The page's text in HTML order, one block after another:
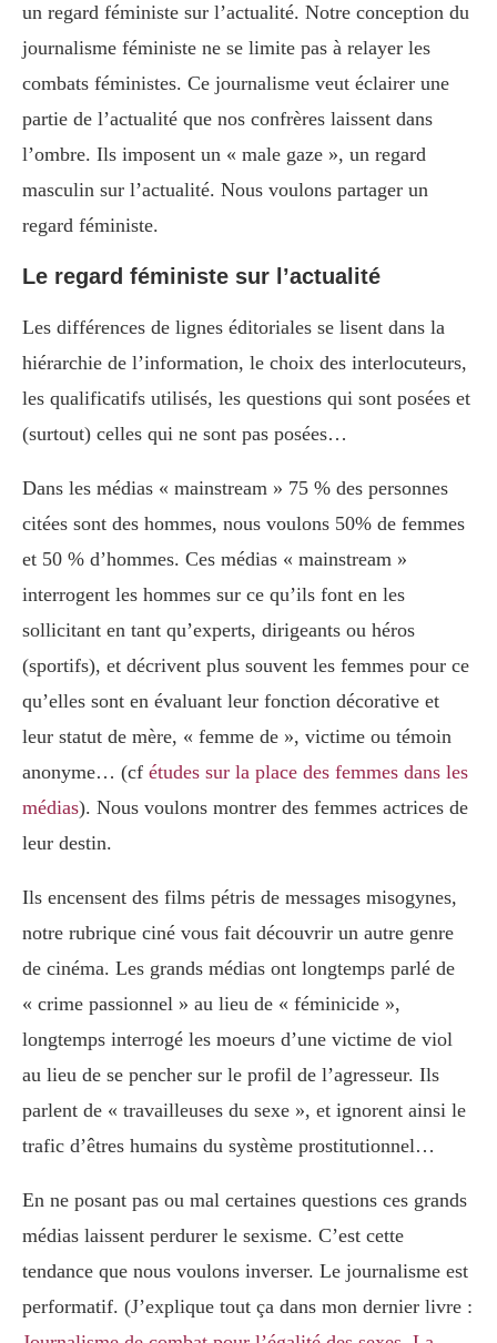
un regard féministe sur l’actualité. Notre conception du
journalisme féministe ne se limite pas à relayer les
combats féministes. Ce journalisme veut éclairer une
partie de l’actualité que nos confrères laissent dans
l’ombre. Ils imposent un « male gaze », un regard
masculin sur l’actualité. Nous voulons partager un
regard féministe.
Le regard féministe sur l’actualité
Les différences de lignes éditoriales se lisent dans la
hiérarchie de l’information, le choix des interlocuteurs,
les qualificatifs utilisés, les questions qui sont posées et
(surtout) celles qui ne sont pas posées…
Dans les médias « mainstream » 75 % des personnes
citées sont des hommes, nous voulons 50% de femmes
et 50 % d’hommes. Ces médias « mainstream »
interrogent les hommes sur ce qu’ils font en les
sollicitant en tant qu’experts, dirigeants ou héros
(sportifs), et décrivent plus souvent les femmes pour ce
qu’elles sont en évaluant leur fonction décorative et
leur statut de mère, « femme de », victime ou témoin
anonyme… (cf études sur la place des femmes dans les
médias). Nous voulons montrer des femmes actrices de
leur destin.
Ils encensent des films pétris de messages misogynes,
notre rubrique ciné vous fait découvrir un autre genre
de cinéma. Les grands médias ont longtemps parlé de
« crime passionnel » au lieu de « féminicide »,
longtemps interrogé les moeurs d’une victime de viol
au lieu de se pencher sur le profil de l’agresseur. Ils
parlent de « travailleuses du sexe », et ignorent ainsi le
trafic d’êtres humains du système prostitutionnel…
En ne posant pas ou mal certaines questions ces grands
médias laissent perdurer le sexisme. C’est cette
tendance que nous voulons inverser. Le journalisme est
performatif. (J’explique tout ça dans mon dernier livre :